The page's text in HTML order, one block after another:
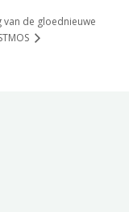
van de gloednieuwe